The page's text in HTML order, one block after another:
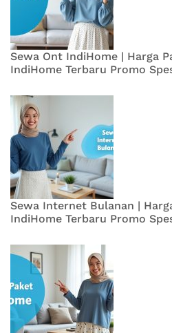
Sewa Ont IndiHome | Harga
IndiHome Terbaru Promo
Sewa Internet Bulanan |
IndiHome Terbaru Promo